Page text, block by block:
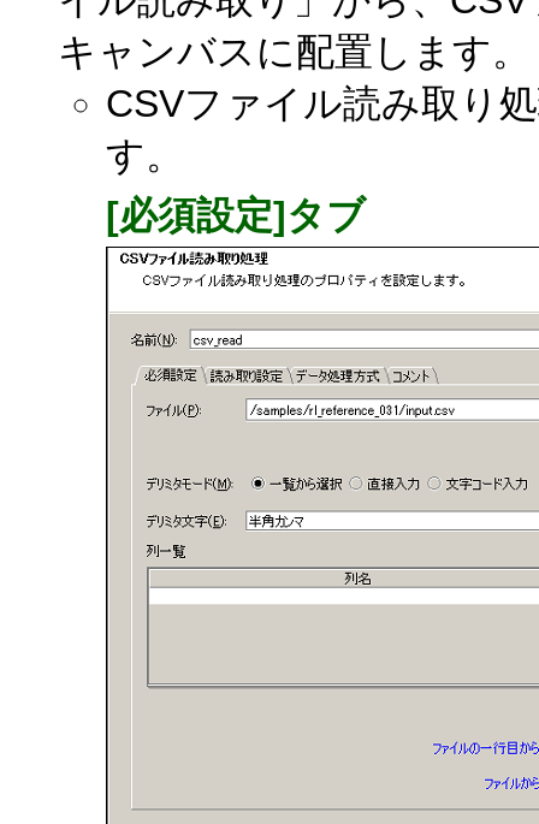
キャンバスに配置します。
CSVファイル読み取り
す。
[必須設定]タブ